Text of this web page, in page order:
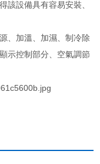
該設備具有容易安裝、
、加溫、加濕、制冷除
示控制部分、空氣調節